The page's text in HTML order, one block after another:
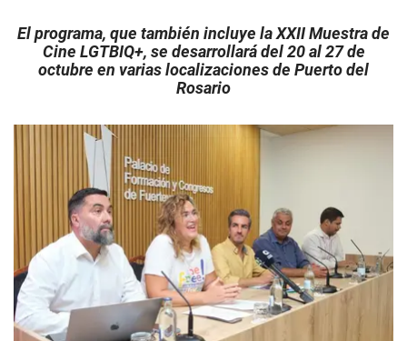
El programa, que también incluye la XXII Muestra de
Cine LGTBIQ+, se desarrollará del 20 al 27 de
octubre en varias localizaciones de Puerto del
Rosario